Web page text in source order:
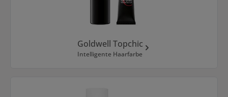
Goldwell Topchic
Intelligente Haarfarbe